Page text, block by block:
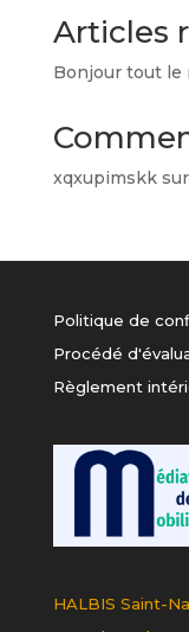
Articles
Bonjour tout le
xqxupimskksur
Politique de
Procédé
Règlement
HALBIS Saint-